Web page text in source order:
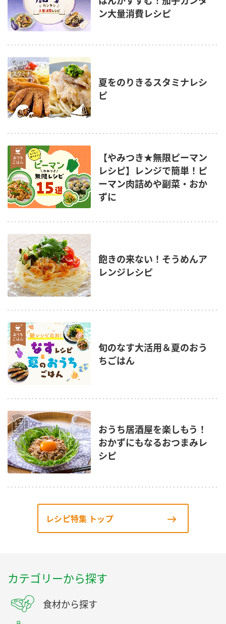
ン大量消費レシピ
夏をのりきるスタミナレシ
ピ
【やみつき★無限ピーマン
レシピ】レンジで簡単！ピ
ーマン肉詰めや副菜・おか
ずに
飽きの来ない！そうめんア
レンジレシピ
旬のなす大活用＆夏のおう
ちごはん
おうち居酒屋を楽しもう！
おかずにもなるおつまみレ
シピ
レシピ特集 トップ
カテゴリーから探す
食材から探す